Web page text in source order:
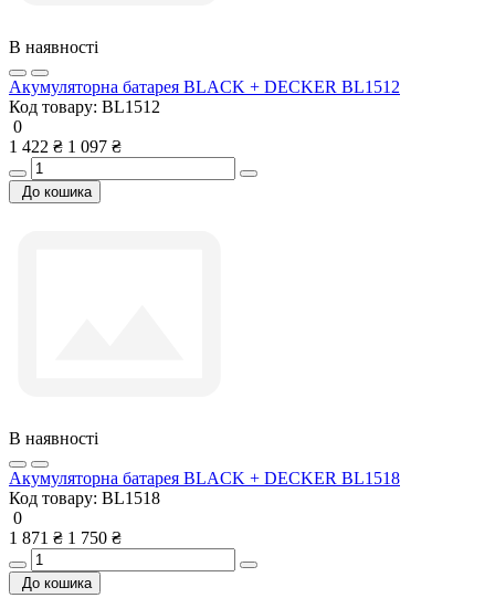
В наявності
Акумуляторна батарея BLACK + DECKER BL1512
Код товару: BL1512
0
1 422 ₴ 1 097 ₴
До кошика
В наявності
Акумуляторна батарея BLACK + DECKER BL1518
Код товару: BL1518
0
1 871 ₴ 1 750 ₴
До кошика